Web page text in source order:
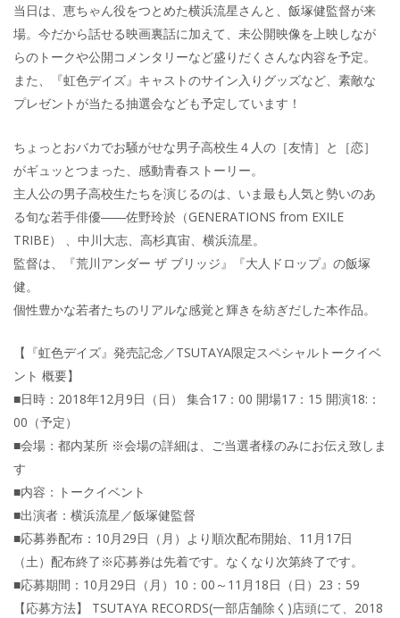
当日は、恵ちゃん役をつとめた横浜流星さんと、飯塚健監督が来
場。今だから話せる映画裏話に加えて、未公開映像を上映しなが
らのトークや公開コメンタリーなど盛りだくさんな内容を予定。
また、『虹色デイズ』キャストのサイン入りグッズなど、素敵な
プレゼントが当たる抽選会なども予定しています！
ちょっとおバカでお騒がせな男子高校生４人の［友情］と［恋］
がギュッとつまった、感動青春ストーリー。
主人公の男子高校生たちを演じるのは、いま最も人気と勢いのあ
る旬な若手俳優――佐野玲於（GENERATIONS from EXILE
TRIBE） 、中川大志、高杉真宙、横浜流星。
監督は、『荒川アンダー ザ ブリッジ』『大人ドロップ』の飯塚
健。
個性豊かな若者たちのリアルな感覚と輝きを紡ぎだした本作品。
【『虹色デイズ』発売記念／TSUTAYA限定スペシャルトークイベ
ント 概要】
■日時：2018年12月9日（日） 集合17：00 開場17：15 開演18:：
00（予定）
■会場：都内某所 ※会場の詳細は、ご当選者様のみにお伝え致しま
す
■内容：トークイベント
■出演者：横浜流星／飯塚健監督
■応募券配布：10月29日（月）より順次配布開始、11月17日
（土）配布終了※応募券は先着です。なくなり次第終了です。
■応募期間：10月29日（月）10：00～11月18日（日）23：59
【応募方法】 TSUTAYA RECORDS(一部店舗除く)店頭にて、2018